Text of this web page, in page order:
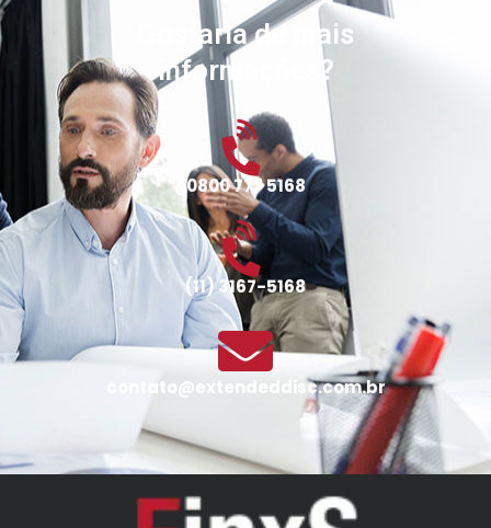
Gostaria de mais
informações?
0800 777 5168
(11) 3167-5168
contato@extendeddisc.com.br